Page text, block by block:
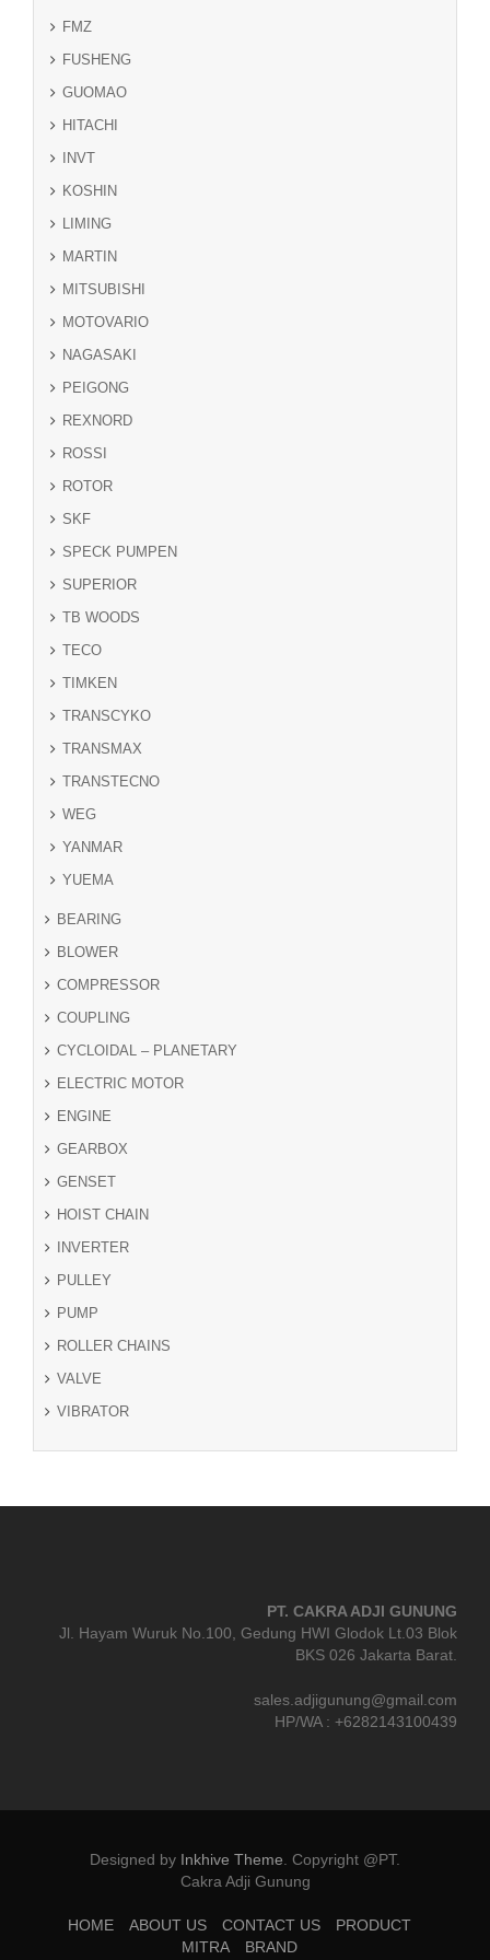
FMZ
FUSHENG
GUOMAO
HITACHI
INVT
KOSHIN
LIMING
MARTIN
MITSUBISHI
MOTOVARIO
NAGASAKI
PEIGONG
REXNORD
ROSSI
ROTOR
SKF
SPECK PUMPEN
SUPERIOR
TB WOODS
TECO
TIMKEN
TRANSCYKO
TRANSMAX
TRANSTECNO
WEG
YANMAR
YUEMA
BEARING
BLOWER
COMPRESSOR
COUPLING
CYCLOIDAL – PLANETARY
ELECTRIC MOTOR
ENGINE
GEARBOX
GENSET
HOIST CHAIN
INVERTER
PULLEY
PUMP
ROLLER CHAINS
VALVE
VIBRATOR
PT. CAKRA ADJI GUNUNG
Jl. Hayam Wuruk No.100, Gedung HWI Glodok Lt.03 Blok
BKS 026 Jakarta Barat.
sales.adjigunung@gmail.com
HP/WA : +6282143100439
Designed by Inkhive Theme Copyright @PT.
Cakra Adji Gunung
HOME ABOUT US CONTACT US
PRODUCT
MITRA
BRAND